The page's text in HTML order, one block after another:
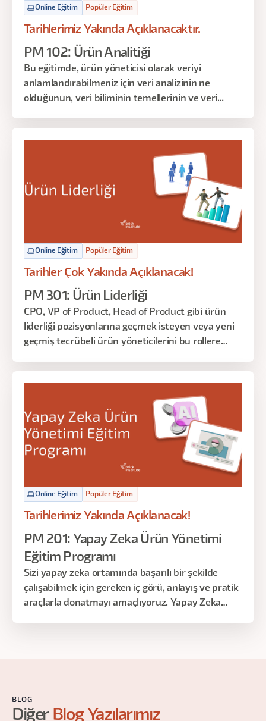
Online Eğitim Popüler Eğitim
Tarihlerimiz Yakında Açıklanacaktır.
PM 102: Ürün Analitiği
Bu eğitimde, ürün yöneticisi olarak veriyi
anlamlandırabilmeniz için veri analizinin ne
olduğunun, veri biliminin temellerinin ve veri
Online Eğitim Popüler Eğitim
Tarihler Çok Yakında Açıklanacak!
PM 301: Ürün Liderliği
CPO, VP of Product, Head of Product gibi ürün
liderliği pozisyonlarına geçmek isteyen veya yeni
geçmiş tecrübeli ürün yöneticilerini bu rollere
Online Eğitim Popüler Eğitim
Tarihlerimiz Yakında Açıklanacak!
PM 201: Yapay Zeka Ürün Yönetimi
Eğitim Programı
Sizi yapay zeka ortamında başarılı bir şekilde
çalışabilmek için gereken iç görü, anlayış ve pratik
araçlarla donatmayı amaçlıyoruz. Yapay Zeka
BLOG
Diğer Blog Yazılarımız